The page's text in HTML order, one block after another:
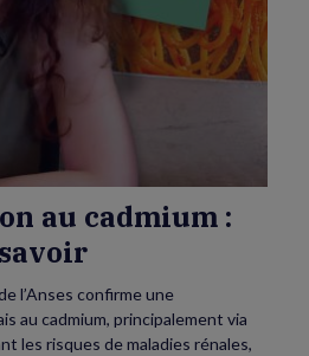
au
cadmium :
ce
au cadmium :
l’Anses confirme une
au cadmium, principalement via
les risques de maladies rénales,